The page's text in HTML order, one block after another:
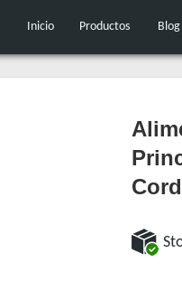
Inicio Productos Blog